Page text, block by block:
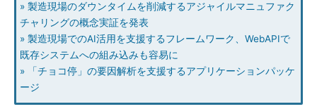
» 製造現場のダウンタイムを削減するアジャイルマニュファク
チャリングの概念実証を発表
» 製造現場でのAI活用を支援するフレームワーク、WebAPIで
既存システムへの組み込みも容易に
» 「チョコ停」の要因解析を支援するアプリケーションパッケ
ージ